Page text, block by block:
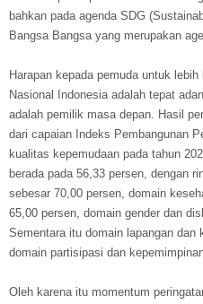
bahkan pada agenda SDG
Bangsa Bangsa yang merupakan
Harapan kepada pemuda untuk
Nasional Indonesia adalah tepat
adalah pemilik masa depan. Hasil
dari capaian Indeks Pembangunan
kualitas kepemudaan pada tahun
berada pada 56,33 persen, dengan
sebesar 70,00 persen, domain
65,00 persen, domain gender dan
Sementara itu domain lapangan
domain partisipasi dan
Oleh karena itu momentum